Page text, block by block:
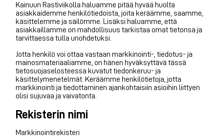
Kainuun Rastiviikolla haluamme pitää hyvää huolta
asiakkaidemme henkilötiedoista, joita keräämme, saamme,
käsittelemme ja säilömme. Lisäksi haluamme, että
asiakkaillamme on mahdollisuus tarkistaa omat tietonsa ja
tarvittaessa tulla unohdetuksi.
Jotta henkilö voi ottaa vastaan markkinointi-, tiedotus- ja
mainosmateriaaliamme, on hänen hyväksyttävä tässä
tietosuojaselosteessa kuvatut tiedonkeruu- ja
käsittelymenetelmät. Keräämme henkilötietoja, jotta
markkinointi ja tiedottaminen ajankohtaisiin asioihin liittyen
olisi sujuvaa ja vaivatonta.
Rekisterin nimi
Markkinointirekisteri